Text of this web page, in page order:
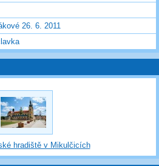
26. 6. 2011
hradiště v Mikulčicích